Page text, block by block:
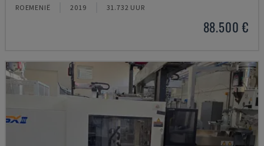
ROEMENIË 2019 31.732 UUR
88.500 €